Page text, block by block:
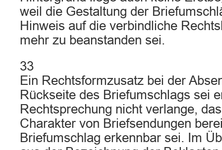
weil die Gestaltung der
Hinweis auf die verbindliche
mehr zu beanstanden sei.
33
Ein Rechtsformzusatz bei der
Rückseite des Briefumschlags sei
Rechtsprechung nicht verlange,
Charakter von Briefsendungen
Briefumschlag erkennbar sei. Im